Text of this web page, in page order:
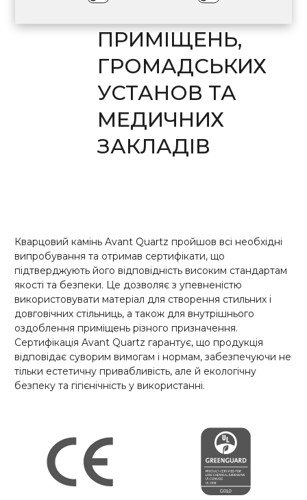
ПРИМІЩЕНЬ,
ГРОМАДСЬКИХ
УСТАНОВ ТА
МЕДИЧНИХ
ЗАКЛАДІВ
Кварцовий камінь Avant Quartz пройшов всі необхідні
випробування та отримав сертифікати, що
підтверджують його відповідність високим стандартам
якості та безпеки. Це дозволяє з упевненістю
використовувати матеріал для створення стильних і
довговічних стільниць, а також для внутрішнього
оздоблення приміщень різного призначення.
Сертифікація Avant Quartz гарантує, що продукція
відповідає суворим вимогам і нормам, забезпечуючи не
тільки естетичну привабливість, але й екологічну
безпеку та гігієнічність у використанні.